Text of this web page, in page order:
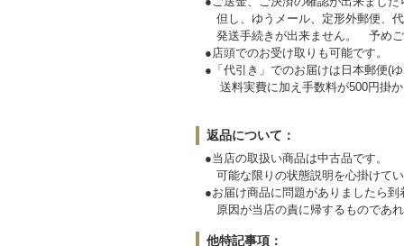
但し、ゆうメール、定形外郵便、
発送手続きが出来ません
●店頭でのお受け取りも可能です。
●「代引き」でのお届けは日本郵便(
送料実費に加え手数料が500円掛
返品について：
●当店の取扱い商品は中古品です。
可能な限りの状態説明を心掛けて
●お届け商品に問題がありましたら
原因が当店の責に帰するものであ
他特記事項：